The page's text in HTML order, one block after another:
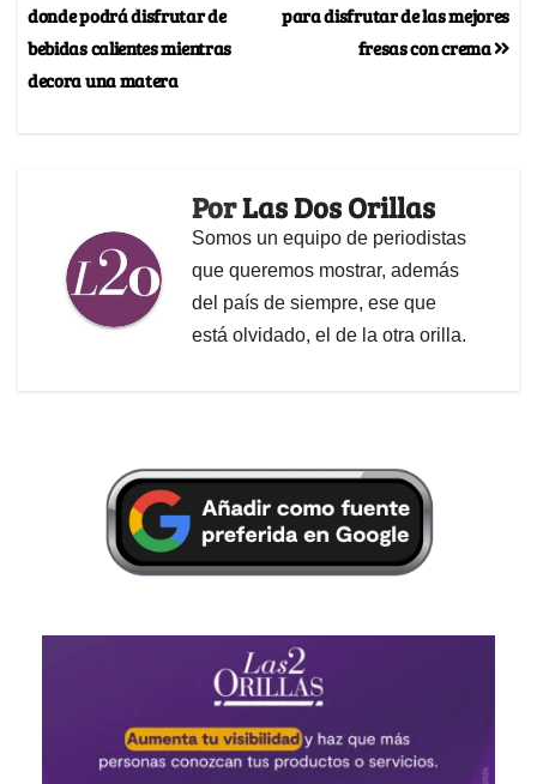
para disfrutar de las mejores
fresas con crema
donde podrá disfrutar de
bebidas calientes mientras
decora una matera
PorLas Dos Orillas
Somos un equipo de periodistas
que queremos mostrar, además
del país de siempre, ese que
está olvidado, el de la otra orilla.